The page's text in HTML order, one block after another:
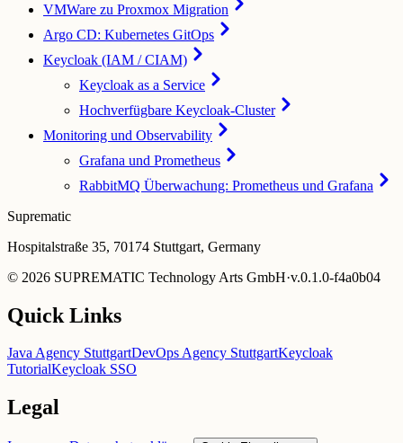
VMWare zu Proxmox Migration
Argo CD: Kubernetes GitOps
Keycloak (IAM / CIAM)
Keycloak as a Service
Hochverfügbare Keycloak-Cluster
Monitoring und Observability
Grafana und Prometheus
RabbitMQ Überwachung: Prometheus und Grafana
Suprematic
Hospitalstraße 35, 70174 Stuttgart, Germany
© 2026 SUPREMATIC Technology Arts GmbH·v.0.1.0-f4a0b04
Quick Links
Java Agency StuttgartDevOps Agency StuttgartKeycloak
TutorialKeycloak SSO
Legal